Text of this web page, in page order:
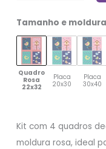
Tamanho e moldura
Quadro
Rosa
22x32
Placa
20x30
Placa
30x40
Kit com 4 quadros
moldura rosa, ideal